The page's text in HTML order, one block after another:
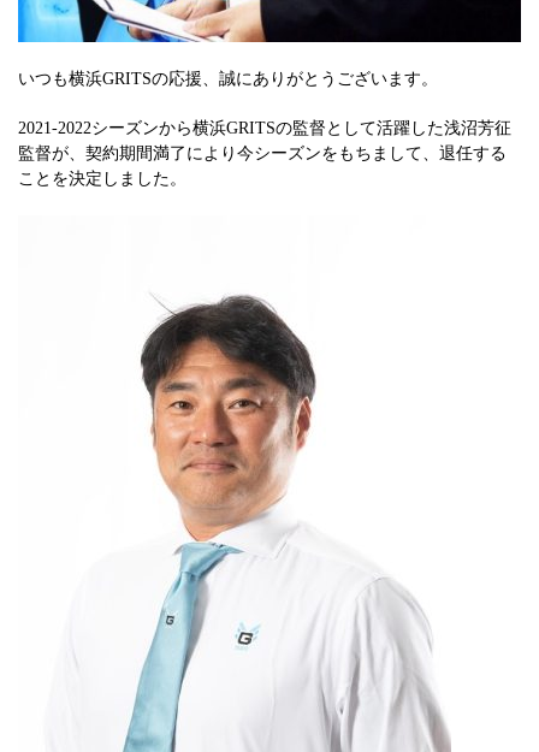
いつも横浜GRITSの応援、誠にありがとうございます。
2021-2022シーズンから横浜GRITSの監督として活躍した浅沼芳征
監督が、契約期間満了により今シーズンをもちまして、退任する
ことを決定しました。